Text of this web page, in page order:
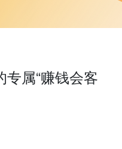
属“赚钱会客